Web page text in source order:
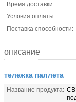
Время доставки:
Условия оплаты:
Поставка способности:
описание
тележка паллета
Название продукта: